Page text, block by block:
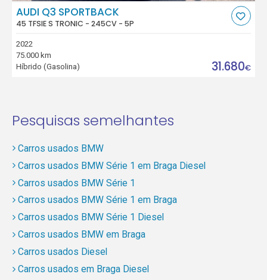
AUDI Q3 SPORTBACK
45 TFSIE S TRONIC - 245CV - 5P
2022
75.000 km
Híbrido (Gasolina)
31.680€
Pesquisas semelhantes
Carros usados BMW
Carros usados BMW Série 1 em Braga Diesel
Carros usados BMW Série 1
Carros usados BMW Série 1 em Braga
Carros usados BMW Série 1 Diesel
Carros usados BMW em Braga
Carros usados Diesel
Carros usados em Braga Diesel